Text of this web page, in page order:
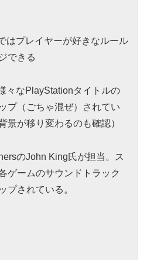
はプレイヤーが好きなルール
できる
々なPlayStationタイトルの
プ（ごちゃ混ぜ）されてい
景が移り変わるのも確認）
のJohn King氏が担当。ス
ゲームのサウンドトラック
プされている。